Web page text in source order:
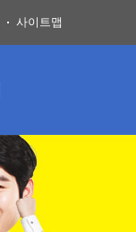
사이트맵